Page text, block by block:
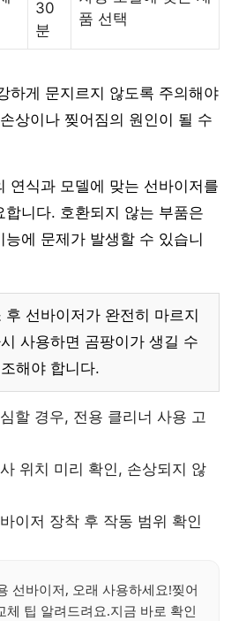
30
분
품 선택
하게 문지르지 않도록 주의해야
상이나 찢어짐의 원인이 될 수
연식과 모델에 맞는 선바이저를
합니다. 호환되지 않는 부품은
에 문제가 발생할 수 있습니
후 선바이저가 완전히 마르지
사용하면 곰팡이가 생길 수
해야 합니다.
할 경우, 전용 클리너 사용 고
위치 미리 확인, 손상되지 않
이저 장착 후 작동 범위 확인
선바이저, 오래 사용하세요!찢어
체 팁 알려드려요.지금 바로 확인